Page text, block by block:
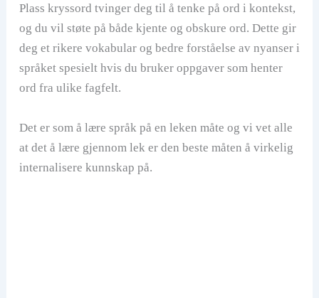
Plass kryssord tvinger deg til å tenke på ord i kontekst,
og du vil støte på både kjente og obskure ord. Dette gir
deg et rikere vokabular og bedre forståelse av nyanser i
språket spesielt hvis du bruker oppgaver som henter
ord fra ulike fagfelt.
Det er som å lære språk på en leken måte og vi vet alle
at det å lære gjennom lek er den beste måten å virkelig
internalisere kunnskap på.